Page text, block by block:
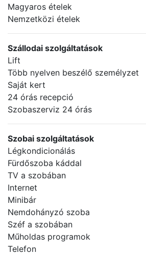
Magyaros ételek
Nemzetközi ételek
Szállodai szolgáltatások
Lift
Több nyelven beszélő személyzet
Saját kert
24 órás recepció
Szobaszerviz 24 órás
Szobai szolgáltatások
Légkondicionálás
Fürdőszoba káddal
TV a szobában
Internet
Minibár
Nemdohányzó szoba
Széf a szobában
Műholdas programok
Telefon